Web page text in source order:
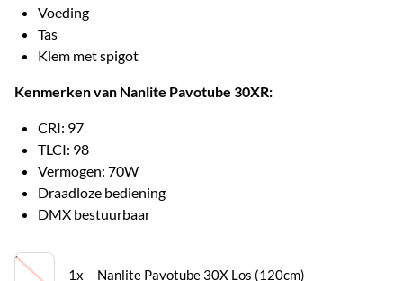
Voeding
Tas
Klem met spigot
Kenmerken van Nanlite Pavotube 30XR:
CRI: 97
TLCI: 98
Vermogen: 70W
Draadloze bediening
DMX bestuurbaar